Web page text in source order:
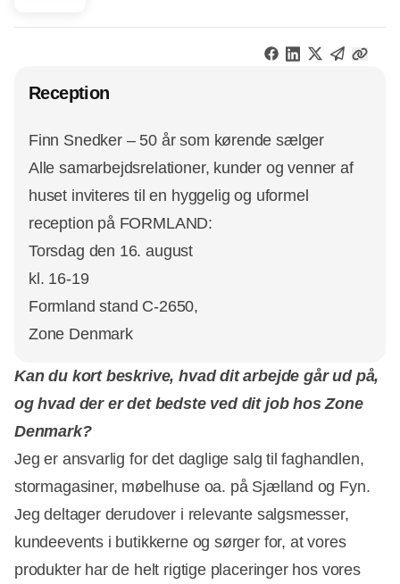
Reception
Finn Snedker – 50 år som kørende sælger
Alle samarbejdsrelationer, kunder og venner af
huset inviteres til en hyggelig og uformel
reception på FORMLAND:
Torsdag den 16. august
kl. 16-19
Formland stand C-2650,
Zone Denmark
Kan du kort beskrive, hvad dit arbejde går ud på,
og hvad der er det bedste ved dit job hos Zone
Denmark?
Jeg er ansvarlig for det daglige salg til faghandlen,
stormagasiner, møbelhuse oa. på Sjælland og Fyn.
Jeg deltager derudover i relevante salgsmesser,
kundeevents i butikkerne og sørger for, at vores
produkter har de helt rigtige placeringer hos vores